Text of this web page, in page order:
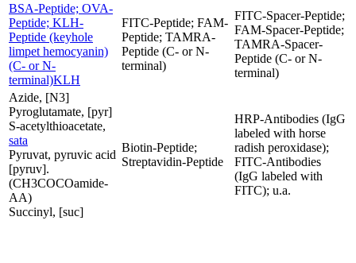
BSA-Peptide; OVA-
Peptide; KLH-
Peptide (keyhole
limpet hemocyanin)
(C- or N-
terminal)KLH
FITC-Peptide; FAM-
Peptide; TAMRA-
Peptide (C- or N-
terminal)
FITC-Spacer-Peptide;
FAM-Spacer-Peptide;
TAMRA-Spacer-
Peptide (C- or N-
terminal)
Azide, [N3]
Pyroglutamate, [pyr]
S-acetylthioacetate,
sata
Pyruvat, pyruvic acid
[pyruv].
(CH3COCOamide-
AA)
Succinyl, [suc]
Biotin-Peptide;
Streptavidin-Peptide
HRP-Antibodies (IgG
labeled with horse
radish peroxidase);
FITC-Antibodies
(IgG labeled with
FITC); u.a.